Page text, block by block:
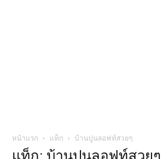
หน้าแรก แท็ก บ้านปูนลอฟท์สวยๆ